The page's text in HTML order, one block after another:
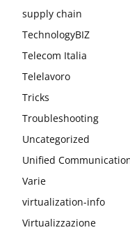
supply chain
TechnologyBIZ
Telecom Italia
Telelavoro
Tricks
Troubleshooting
Uncategorized
Unified
Varie
virtualization-info
Virtualizzazione